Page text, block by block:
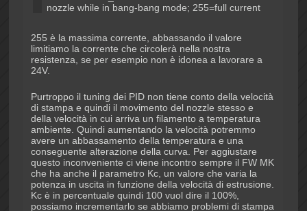
nozzle while in bang-bang mode; 255=full current
255 è la massima corrente, abbassando il valore
limitiamo la corrente che circolerà nella nostra
resistenza, se per esempio non è idonea a lavorare a
24V.
Purtroppo il tuning dei PID non tiene conto della velocità
di stampa e quindi il movimento del nozzle stesso e
della velocità in cui arriva un filamento a temperatura
ambiente. Quindi aumentando la velocità potremmo
avere un abbassamento della temperatura e una
conseguente alterazione della curva. Per aggiustare
questo inconveniente ci viene incontro sempre il FW MK
che ha anche il parametro Kc, un valore che varia la
potenza in uscita in funzione della velocità di estrusione.
Kc è in percentuale quindi 100 vuol dire il 100%,
possiamo incrementarlo se abbiamo problemi di stampa